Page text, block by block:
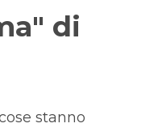
di
stanno